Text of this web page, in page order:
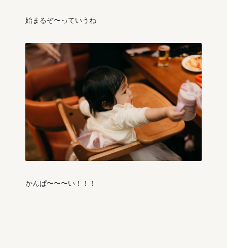
始まるぞ〜っていうね
かんぱ〜〜〜い！！！